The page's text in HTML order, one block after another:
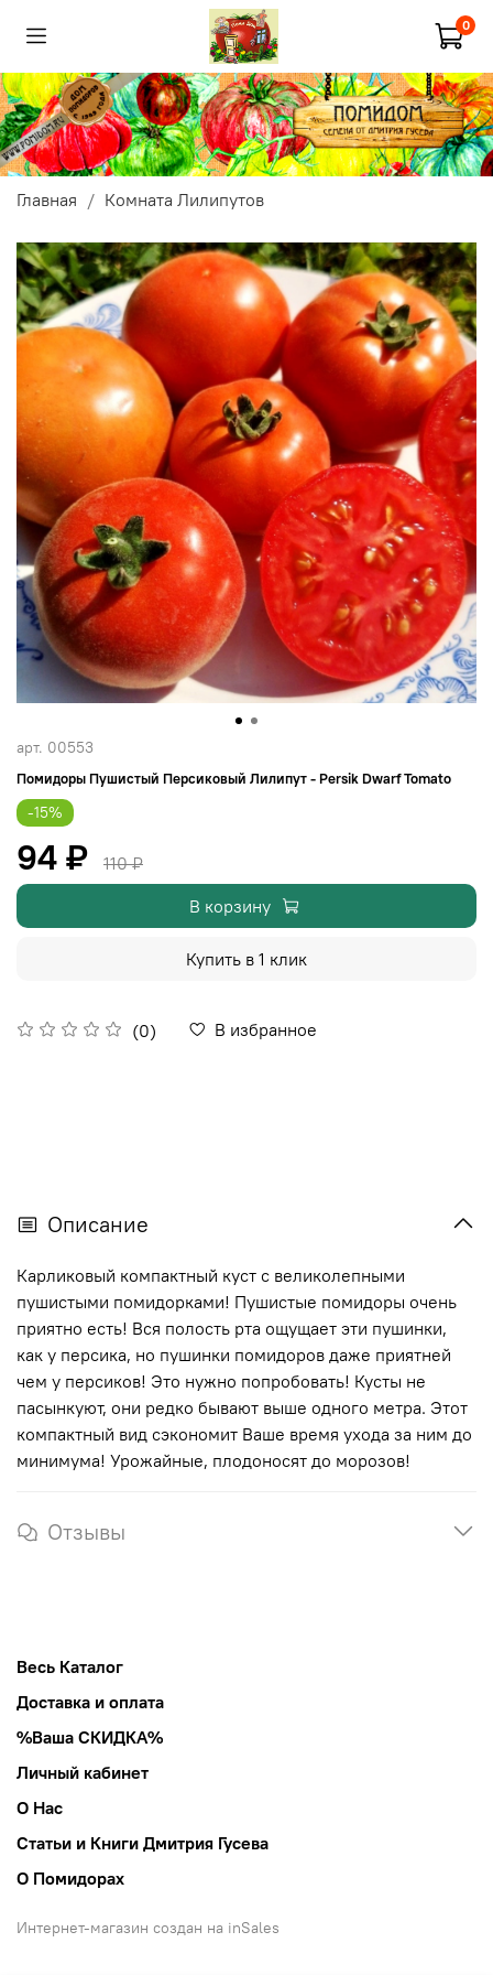
0
Главная Комната Лилипутов
арт. 00553
Помидоры Пушистый Персиковый Лилипут - Persik Dwarf Tomato
(0) В избранное
-15%
94 ₽
110 ₽
В корзину
Купить в 1 клик
Описание
Карликовый компактный куст с великолепными
пушистыми помидорками! Пушистые помидоры очень
приятно есть! Вся полость рта ощущает эти пушинки,
как у персика, но пушинки помидоров даже приятней
чем у персиков! Это нужно попробовать! Кусты не
пасынкуют, они редко бывают выше одного метра. Этот
компактный вид сэкономит Ваше время ухода за ним до
минимума! Урожайные, плодоносят до морозов!
Отзывы
Весь Каталог
Доставка и оплата
%Ваша СКИДКА%
Личный кабинет
О Нас
Статьи и Книги Дмитрия Гусева
О Помидорах
Интернет-магазин создан на inSales